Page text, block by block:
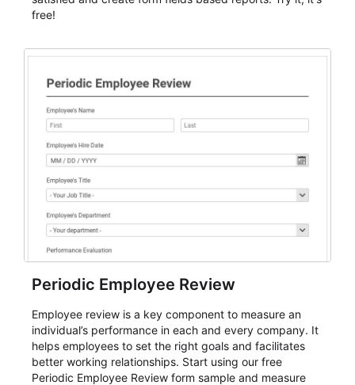
free!
Periodic Employee Review
Employee review is a key component to measure an
individual’s performance in each and every company. It
helps employees to set the right goals and facilitates
better working relationships. Start using our free
Periodic Employee Review form sample and measure